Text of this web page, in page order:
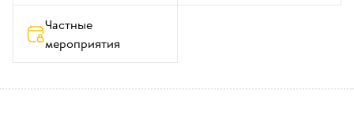
Частные
мероприятия